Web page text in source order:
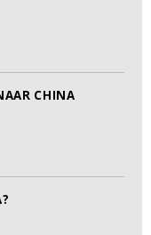
CHINA